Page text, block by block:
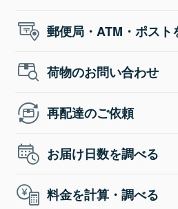
郵便局・ATM・ポスト
荷物のお問い合わせ
再配達のご依頼
お届け日数を調べる
料金を計算・調べる